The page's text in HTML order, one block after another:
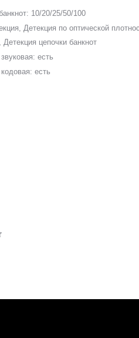
10/20/25/50/100
Детекция по оптической
Детекция цепочки банкнот
есть
есть